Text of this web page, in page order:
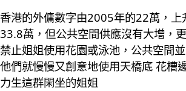
香港的外傭數字由2005年的22萬，
33.8萬，但公共空間供應沒有大增，
禁止姐姐使用花園或泳池，公共空間
他們就慢慢又創意地使用天橋底 花槽
力生這群閑坐的姐姐